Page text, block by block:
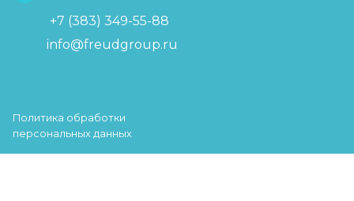
+7 (383) 349-55-88
info@freudgroup.ru
Политика обработки
персональных данных